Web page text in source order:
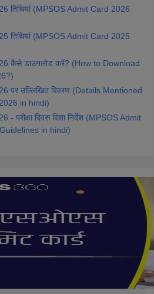
तिथियां (MPSOS Admit Card 2026
तिथियां (MPSOS Admit Card 2025
कैसे डाउनलोड करें? (How to Download
पर उल्लिखित विवरण (Details Mentioned
in hindi)
- परीक्षा दिवस दिशा निर्देश (MPSOS Admit
in hindi)